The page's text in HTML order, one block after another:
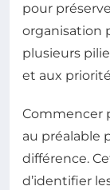
pour
organisation
plusieurs
et aux
Commencer
au préalable
différence.
d’identifier